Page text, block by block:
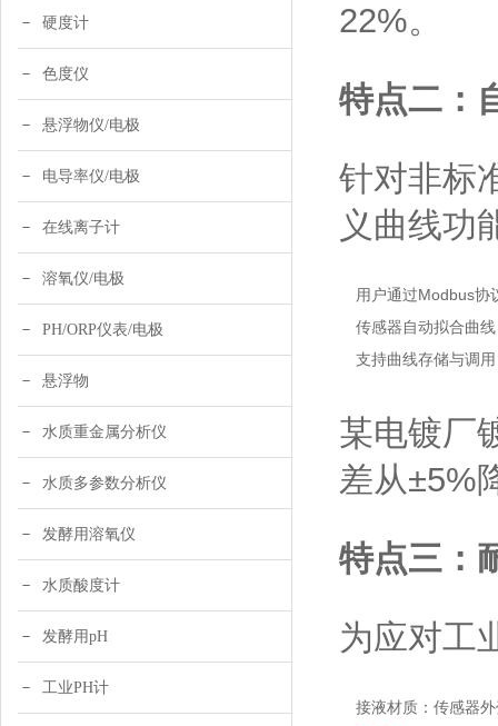
硬度计
色度仪
悬浮物仪/电极
电导率仪/电极
在线离子计
溶氧仪/电极
PH/ORP仪表/电极
悬浮物
水质重金属分析仪
水质多参数分析仪
发酵用溶氧仪
水质酸度计
发酵用pH
工业PH计
22%。
特点二：
针对非标
义曲线功
用户通过Modbus协
传感器自动拟合曲
支持曲线存储与调
某电镀厂
差从±5%
特点三：
为应对工
接液材质：传感器